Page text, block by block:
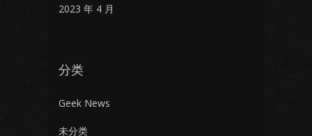
2023 年 4 月
分类
Geek News
未分类